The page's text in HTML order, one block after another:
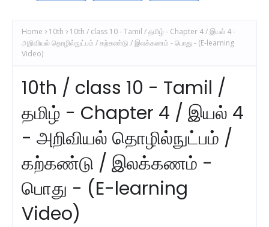
Home 10th
10th / class 10 - Tamil / தமிழ் - Chapter 4 / இயல் 4 -
அறிவியல் தொழில்நுட்பம் / கற்கண்டு / இலக்கணம் - பொது - (E-learning
Video)
10th / class 10 - Tamil /
தமிழ் - Chapter 4 / இயல் 4
- அறிவியல் தொழில்நுட்பம் /
கற்கண்டு / இலக்கணம் -
பொது - (E-learning
Video)